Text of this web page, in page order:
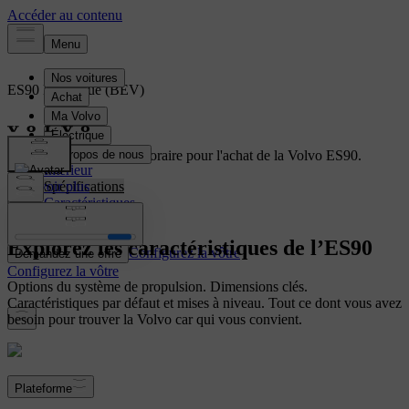
ES90 Électrique (BEV)
Aperçu
Intérieur
Spécifications
Caractéristiques
Demandez une offre Configurez la vôtre
Configurez la vôtre
Profitez d'une offre temporaire pour l'achat de la Volvo ES90.
En savoir plus
Explorez les caractéristiques de l’ES90
Options du système de propulsion. Dimensions clés.
Caractéristiques par défaut et mises à niveau. Tout ce dont vous avez
besoin pour trouver la Volvo car qui vous convient.
Plateforme